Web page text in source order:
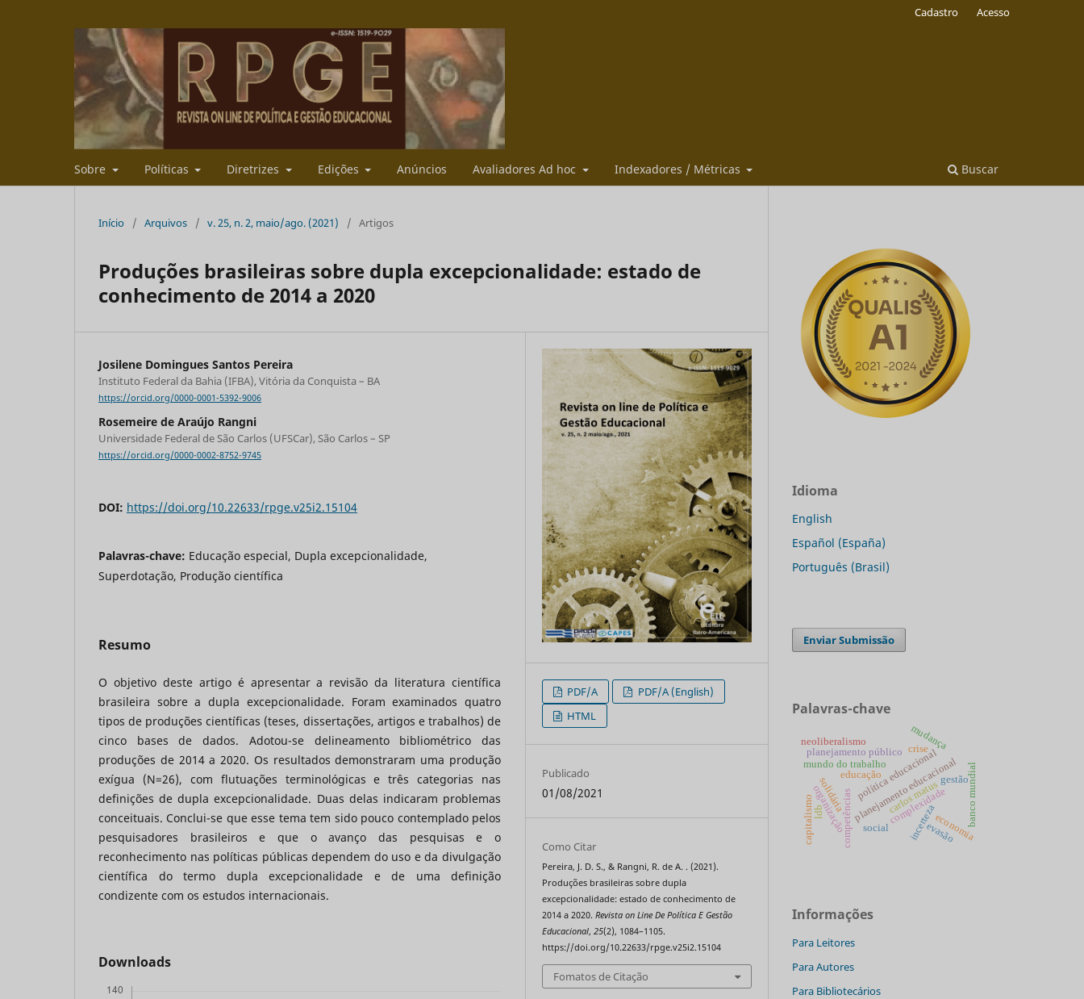
Sobre Políticas Diretrizes Edições Anúncios Avaliadores Ad hoc Indexadores / Métricas Buscar
Cadastro Acesso
Início / Arquivos / v. 25, n. 2, maio/ago. (2021) / Artigos
Produções brasileiras sobre dupla excepcionalidade: estado de
conhecimento de 2014 a 2020
Josilene Domingues Santos Pereira
Instituto Federal da Bahia (IFBA), Vitória da Conquista – BA
https://orcid.org/0000-0001-5392-9006
Rosemeire de Araújo Rangni
Universidade Federal de São Carlos (UFSCar), São Carlos – SP
https://orcid.org/0000-0002-8752-9745
DOI: https://doi.org/10.22633/rpge.v25i2.15104
Palavras-chave: Educação especial, Dupla excepcionalidade,
Superdotação, Produção científica
Resumo
O objetivo deste artigo é apresentar a revisão da literatura científica
brasileira sobre a dupla excepcionalidade. Foram examinados quatro
tipos de produções científicas (teses, dissertações, artigos e trabalhos) de
cinco bases de dados. Adotou-se delineamento bibliométrico das
produções de 2014 a 2020. Os resultados demonstraram uma produção
exígua (N=26), com flutuações terminológicas e três categorias nas
definições de dupla excepcionalidade. Duas delas indicaram problemas
conceituais. Conclui-se que esse tema tem sido pouco contemplado pelos
pesquisadores brasileiros e que o avanço das pesquisas e o
reconhecimento nas políticas públicas dependem do uso e da divulgação
científica do termo dupla excepcionalidade e de uma definição
condizente com os estudos internacionais.
Downloads
PDF/A
PDF/A (English)
HTML
Publicado
01/08/2021
Como Citar
Pereira, J. D. S., & Rangni, R. de A. . (2021).
Produções brasileiras sobre dupla
excepcionalidade: estado de conhecimento de
2014 a 2020.Revista on Line De Política E Gestão
Educacional,25(2), 1084–1105.
https://doi.org/10.22633/rpge.v25i2.15104
Fomatos de Citação
Idioma
English
Español (España)
Português (Brasil)
Enviar Submissão
Palavras-chave
competências
educação
mundo do trabalhopolítica educacional
planejamento educacional
planejamento público
carlos matusgestão
complexidade
incerteza
crise
mudança
organização
neoliberalismo
economia
capitalismo social
solidária banco mundial
ldb
evasão
Informações
Para Leitores
Para Autores
Para Bibliotecários